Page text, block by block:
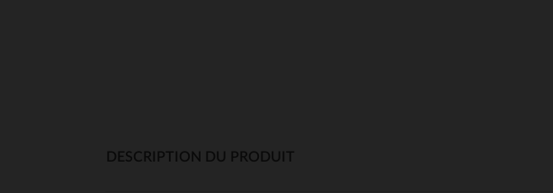
DESCRIPTION DU PRODUIT